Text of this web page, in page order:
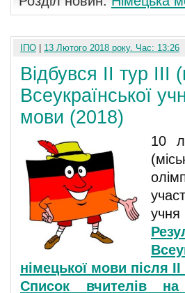
ІПО 13 Лютого 2018 року. Час: 13:26
Відбувся II тур ІІІ
Всеукраїнської
мови (2018)
10
учня
німецької мови після
Список вчителів на